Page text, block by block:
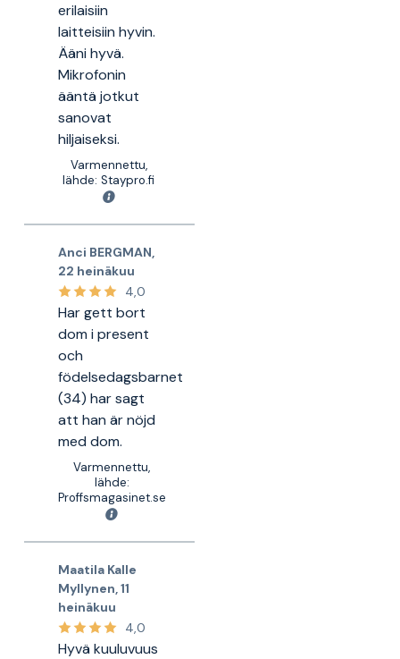
erilaisiin
laitteisiin hyvin.
Ääni hyvä.
Mikrofonin
ääntä jotkut
sanovat
hiljaiseksi.
Varmennettu,
lähde: Staypro.fi
Anci BERGMAN,
22 heinäkuu
4,0
Har gett bort
dom i present
och
födelsedagsbarnet
(34) har sagt
att han är nöjd
med dom.
Varmennettu,
lähde:
Proffsmagasinet.se
Maatila Kalle
Myllynen,11
heinäkuu
4,0
Hyvä kuuluvuus